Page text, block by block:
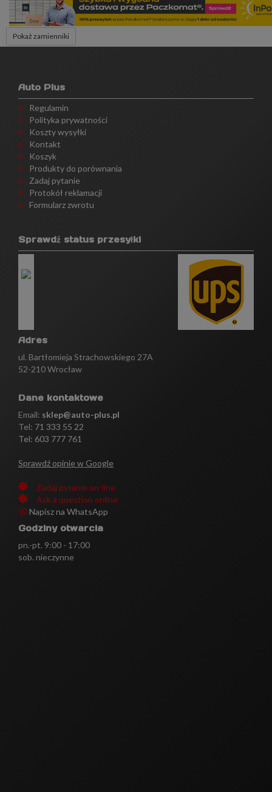
Pokaż zamienniki
Auto Plus
Regulamin
Polityka prywatności
Koszty wysyłki
Kontakt
Koszyk
Produkty do porównania
Zadaj pytanie
Protokół reklamacji
Formularz zwrotu
Sprawdź status przesyłki
Adres
ul. Bartłomieja Strachowskiego 27A
52-210 Wrocław
Dane kontaktowe
Email: sklep@auto-plus.pl
Tel: 71 333 55 22
Tel: 603 777 761
Sprawdź opinie w Google
Zadaj pytanie on-line
Ask a question online
Napisz na WhatsApp
Godziny otwarcia
pn.-pt. 9:00 - 17:00
sob. nieczynne